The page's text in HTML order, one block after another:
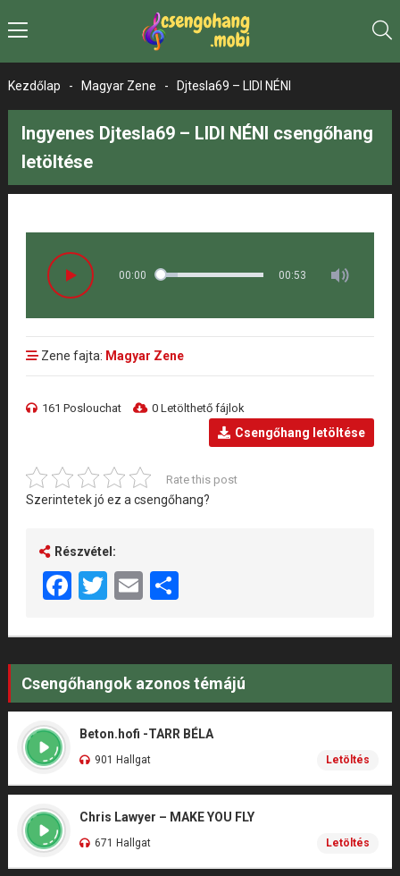
Kezdőlap - Magyar Zene - Djtesla69 – LIDI NÉNI
Ingyenes Djtesla69 – LIDI NÉNI csengőhang
letöltése
00:00 00:53
Zene fajta: Magyar Zene
161 Poslouchat 0 Letölthető fájlok
Csengőhang letöltése
Rate this post
Szerintetek jó ez a csengőhang?
Részvétel:
Facebook
Twitter
EmailShare
Csengőhangok azonos témájú
Beton.hofi -TARR BÉLA
901 Hallgat Letöltés
Chris Lawyer – MAKE YOU FLY
671 Hallgat Letöltés